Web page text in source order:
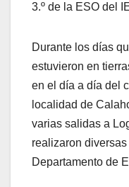
3.º de la ESO del
Durante los días
estuvieron en
en el día a día del
localidad de
varias salidas a
realizaron
Departamento de